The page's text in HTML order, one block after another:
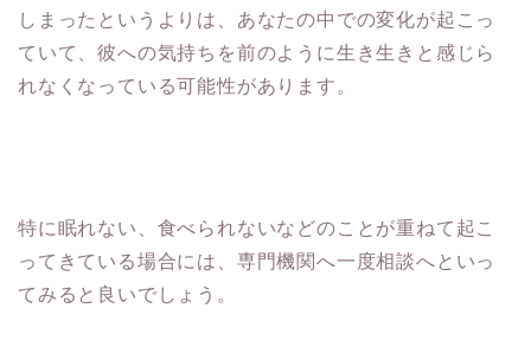
しまったというよりは、あなたの中での変化が起こっ
ていて、彼への気持ちを前のように生き生きと感じら
れなくなっている可能性があります。
特に眠れない、食べられないなどのことが重ねて起こ
ってきている場合には、専門機関へ一度相談へといっ
てみると良いでしょう。